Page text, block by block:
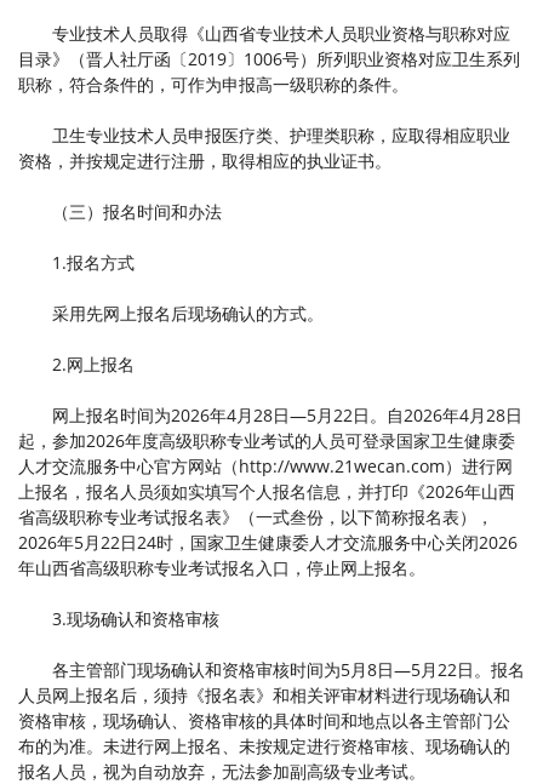
专业技术人员取得《山西省专业技术人员职业资格与职称对应
目录》（晋人社厅函〔2019〕1006号）所列职业资格对应卫生系列
职称，符合条件的，可作为申报高一级职称的条件。
卫生专业技术人员申报医疗类、护理类职称，应取得相应职业
资格，并按规定进行注册，取得相应的执业证书。
（三）报名时间和办法
1.报名方式
采用先网上报名后现场确认的方式。
2.网上报名
网上报名时间为2026年4月28日—5月22日。自2026年4月28日
起，参加2026年度高级职称专业考试的人员可登录国家卫生健康委
人才交流服务中心官方网站（http://www.21wecan.com）进行网
上报名，报名人员须如实填写个人报名信息，并打印《2026年山西
省高级职称专业考试报名表》（一式叁份，以下简称报名表），
2026年5月22日24时，国家卫生健康委人才交流服务中心关闭2026
年山西省高级职称专业考试报名入口，停止网上报名。
3.现场确认和资格审核
各主管部门现场确认和资格审核时间为5月8日—5月22日。报名
人员网上报名后，须持《报名表》和相关评审材料进行现场确认和
资格审核，现场确认、资格审核的具体时间和地点以各主管部门公
布的为准。未进行网上报名、未按规定进行资格审核、现场确认的
报名人员，视为自动放弃，无法参加副高级专业考试。